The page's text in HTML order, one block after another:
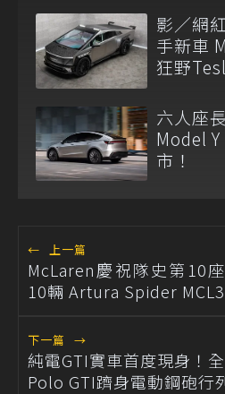
影／網
手新車
狂野
六人座
Model
市！
← 上一篇
McLaren慶祝隊史第10
10輛 Artura Spider
下一篇 →
純電GTI實車首度現身！
Polo GTI躋身電動鋼砲行